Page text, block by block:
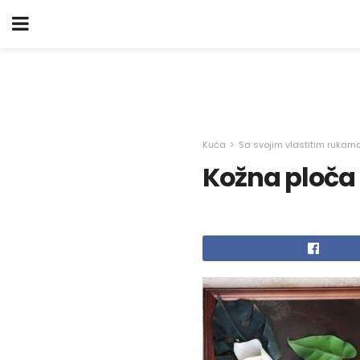
Kuća Sa svojim vlastitim
Kožna ploča